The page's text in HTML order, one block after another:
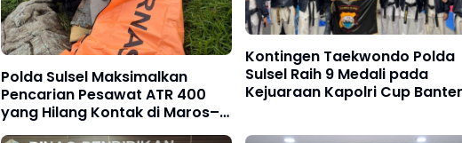
Polda Sulsel Maksimalkan
Pencarian Pesawat ATR 400
yang Hilang Kontak di Maros–
Pangkep
Kontingen Taekwondo Polda
Sulsel Raih 9 Medali pada
Kejuaraan Kapolri Cup